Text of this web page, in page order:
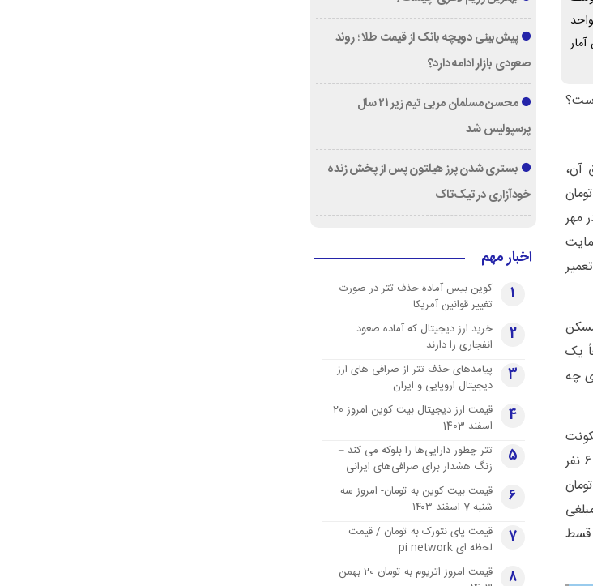
آمار
آن،
حدوداً ۸۱ میلیون تومان
مهر
جمعاً یک
بررسی با این مبلغ یک خانواده ۶ نفری چه
به ازای هر نفر ۱۷.۵ متر مربع است که بر اساس این فرضیه یعنی یک خانواده ۶ نفر
را در عدد ۷۶ میلیون تومان
تومان نیز قسط
پیش‌بینی دویچه‌ بانک از قیمت طلا ؛ روند
صعودی بازار ادامه دارد؟
محسن مسلمان مربی تیم زیر ۲۱ سال
پرسپولیس شد
بستری شدن پرز هیلتون پس از پخش زنده
خودآزاری در تیک‌تاک
اخبار مهم
1
کوین بیس آماده حذف تتر در صورت
تغییر قوانین آمریکا
2
خرید ارز دیجیتال که آماده صعود
انفجاری را دارند
3
پیامدهای حذف تتر از صرافی های ارز
دیجیتال اروپایی و ایران
4
قیمت ارز دیجیتال بیت کوین امروز 20
اسفند 1403
5
تتر چطور دارایی‌ها را بلوکه می کند –
زنگ هشدار برای صرافی‌های ایرانی
6
قیمت بیت کوین به تومان- امروز سه
شنبه 7 اسفند ۱۴۰۳
7
قیمت پای نتورک به تومان / قیمت
لحظه ای pi network
8
قیمت امروز اتریوم به تومان 20 بهمن